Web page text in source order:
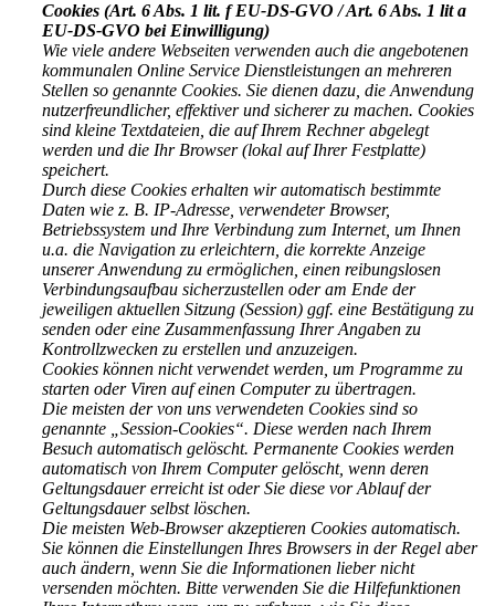
Cookies (Art. 6 Abs. 1 lit. f EU-DS-GVO / Art. 6 Abs. 1 lit a
EU-DS-GVO bei Einwilligung)
Wie viele andere Webseiten verwenden auch die angebotenen
kommunalen Online Service Dienstleistungen an mehreren
Stellen so genannte Cookies. Sie dienen dazu, die Anwendung
nutzerfreundlicher, effektiver und sicherer zu machen. Cookies
sind kleine Textdateien, die auf Ihrem Rechner abgelegt
werden und die Ihr Browser (lokal auf Ihrer Festplatte)
speichert.
Durch diese Cookies erhalten wir automatisch bestimmte
Daten wie z. B. IP-Adresse, verwendeter Browser,
Betriebssystem und Ihre Verbindung zum Internet, um Ihnen
u.a. die Navigation zu erleichtern, die korrekte Anzeige
unserer Anwendung zu ermöglichen, einen reibungslosen
Verbindungsaufbau sicherzustellen oder am Ende der
jeweiligen aktuellen Sitzung (Session) ggf. eine Bestätigung zu
senden oder eine Zusammenfassung Ihrer Angaben zu
Kontrollzwecken zu erstellen und anzuzeigen.
Cookies können nicht verwendet werden, um Programme zu
starten oder Viren auf einen Computer zu übertragen.
Die meisten der von uns verwendeten Cookies sind so
genannte „Session-Cookies“. Diese werden nach Ihrem
Besuch automatisch gelöscht. Permanente Cookies werden
automatisch von Ihrem Computer gelöscht, wenn deren
Geltungsdauer erreicht ist oder Sie diese vor Ablauf der
Geltungsdauer selbst löschen.
Die meisten Web-Browser akzeptieren Cookies automatisch.
Sie können die Einstellungen Ihres Browsers in der Regel aber
auch ändern, wenn Sie die Informationen lieber nicht
versenden möchten. Bitte verwenden Sie die Hilfefunktionen